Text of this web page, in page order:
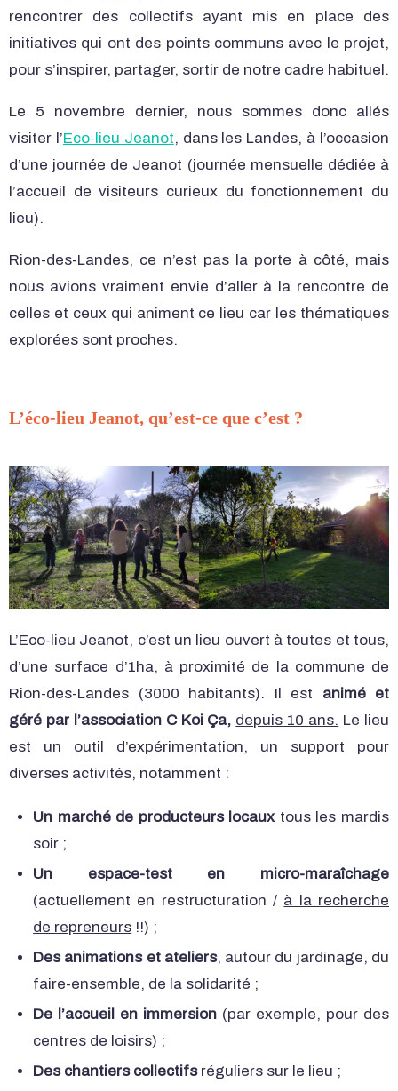
rencontrer des collectifs ayant mis en place des
initiatives qui ont des points communs avec le projet,
pour s’inspirer, partager, sortir de notre cadre habituel.
Le 5 novembre dernier, nous sommes donc allés
visiter l’Eco-lieu Jeanot, dans les Landes, à l’occasion
d’une journée de Jeanot (journée mensuelle dédiée à
l’accueil de visiteurs curieux du fonctionnement du
lieu).
Rion-des-Landes, ce n’est pas la porte à côté, mais
nous avions vraiment envie d’aller à la rencontre de
celles et ceux qui animent ce lieu car les thématiques
explorées sont proches.
L’éco-lieu Jeanot, qu’est-ce que c’est ?
L’Eco-lieu Jeanot, c’est un lieu ouvert à toutes et tous,
d’une surface d’1ha, à proximité de la commune de
Rion-des-Landes (3000 habitants). Il est animé et
géré par l’association C Koi Ça, depuis 10 ans. Le lieu
est un outil d’expérimentation, un support pour
diverses activités, notamment :
Un marché de producteurs locauxtous les mardis
soir ;
Un espace-test en micro-maraîchage
(actuellement en restructuration / à la recherche
de repreneurs !!) ;
Des animations et ateliers, autour du jardinage, du
faire-ensemble, de la solidarité ;
De l’accueil en immersion (par exemple, pour des
centres de loisirs) ;
Des chantiers collectifs réguliers sur le lieu ;